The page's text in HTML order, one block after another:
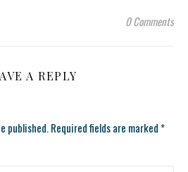
0 Comments
A REPLY
published.Required fields are marked *